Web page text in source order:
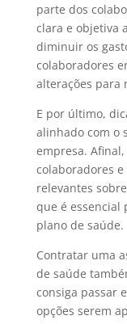
parte dos
clara e objetiva
diminuir os
colaboradores
alterações para
E por último,
alinhado com o
empresa.
colaboradores
relevantes
que é essencial
plano de saúde.
Contratar uma
de saúde
consiga passar
opções serem